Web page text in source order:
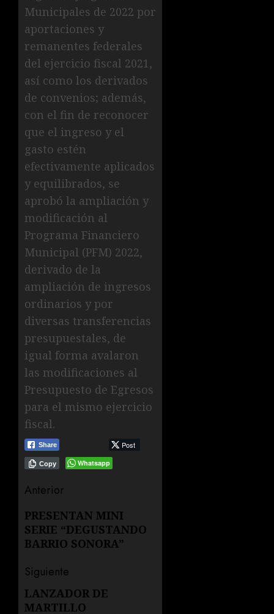
Municipales de 2022 por
aportaciones y
remanentes federales
del ejercicio fiscal 2021,
así como los derivados
de convenios; además,
con el fin de reconocer
que el ingreso y el
gasto estén
efectivamente aplicados
y equilibrados, se
aprobó la ampliación y
modificación al
Programa Financiero
Municipal (PFM) 2022,
derivado de la
ampliación de ingresos
ordinarios y por
diversas transferencias
presupuestales, de
igual forma avalaron
las modificaciones al
Presupuesto de Egresos
para el mismo ejercicio
fiscal.
Share Post
Whatsapp
Copy
Navegación
de
entradas
Anterior
Entrada
anterior:
PRESENTAN MINI
SERIE “DEGUSTANDO
BARRIO SONORA”
Siguiente
Siguiente
LANZADOR DE
MARTILLO